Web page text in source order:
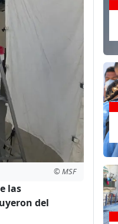
© MSF
las
del